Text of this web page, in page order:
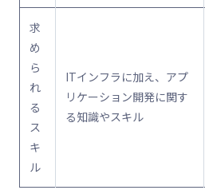
求
め
ら
れ
る
ス
キ
ル
ITインフラに加え、アプ
リケーション開発に関す
る知識やスキル